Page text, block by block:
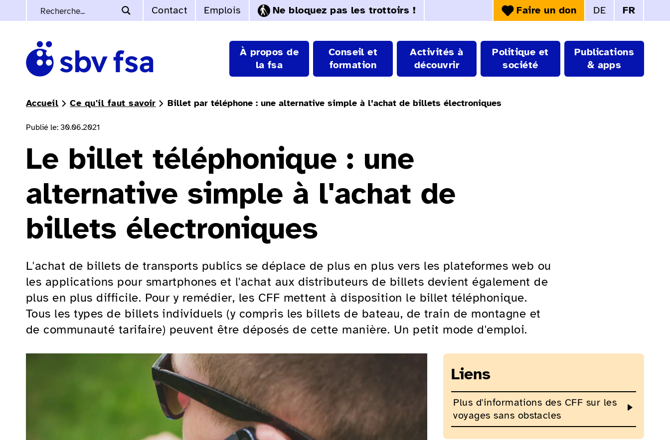
Contact Emplois Ne bloquez pas les trottoirs ! Faire un don Choix de la
DE FR
À propos de
la fsa
Conseil et
formation
Activités à
découvrir
Politique et
société
Publications
& apps
Accueil Ce qu'il faut savoir Billet par téléphone : une alternative simple à l’achat de billets électroniques
Publié le: 30.06.2021
Le billet téléphonique : une
alternative simple à l'achat de
billets électroniques
L'achat de billets de transports publics se déplace de plus en plus vers les plateformes web ou
les applications pour smartphones et l'achat aux distributeurs de billets devient également de
plus en plus difficile. Pour y remédier, les CFF mettent à disposition le billet téléphonique.
Tous les types de billets individuels (y compris les billets de bateau, de train de montagne et
de communauté tarifaire) peuvent être déposés de cette manière. Un petit mode d'emploi.
Liens
Plus d'informations des CFF sur les
voyages sans obstacles